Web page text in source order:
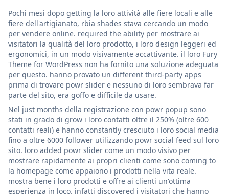
Pochi mesi dopo getting la loro attività alle fiere locali e alle
fiere dell'artigianato, rbia shades stava cercando un modo
per vendere online. required the ability per mostrare ai
visitatori la qualità del loro prodotto, i loro design leggeri ed
ergonomici, in un modo visivamente accattivante. il loro Fury
Theme for WordPress non ha fornito una soluzione adeguata
per questo. hanno provato un different third-party apps
prima di trovare powr slider e nessuno di loro sembrava far
parte del sito, era goffo e difficile da usare.
Nel just months della registrazione con powr popup sono
stati in grado di grow i loro contatti oltre il 250% (oltre 600
contatti reali) e hanno constantly cresciuto i loro social media
fino a oltre 6000 follower utilizzando powr social feed sul loro
sito. loro added powr slider come un modo visivo per
mostrare rapidamente ai propri clienti come sono coming to
la homepage come appaiono i prodotti nella vita reale.
mostra bene i loro prodotti e offre ai clienti un'ottima
esperienza in loco. infatti discovered i visitatori che hanno